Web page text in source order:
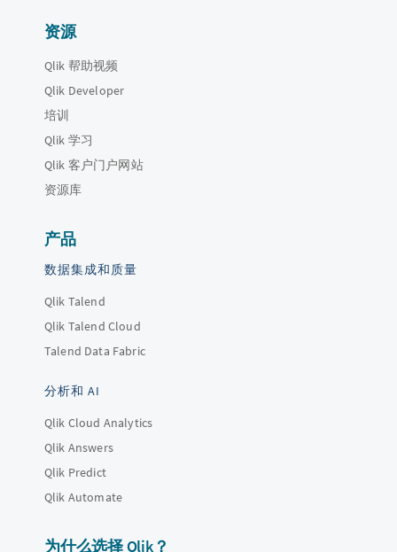
资源
Qlik 帮助视频
Qlik Developer
培训
Qlik 学习
Qlik 客户门户网站
资源库
产品
数据集成和质量
Qlik Talend
Qlik Talend Cloud
Talend Data Fabric
分析和 AI
Qlik Cloud Analytics
Qlik Answers
Qlik Predict
Qlik Automate
为什么选择 Qlik？